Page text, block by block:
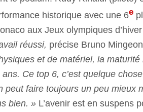
historique avec une 6e
aux Jeux olympiques
réussi, précise Bruno
et de matériel, la maturité
Ce top 6, c’est quelque
peut faire toujours un peu mieux
bien. » L’avenir est en suspens